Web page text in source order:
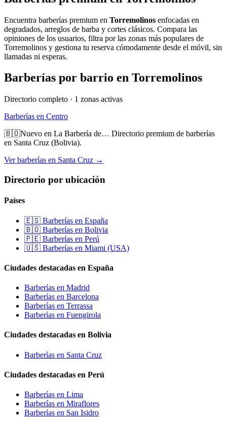
Encuentra barberías premium en Torremolinos enfocadas en
degradados, arreglos de barba y cortes clásicos. Compara las
opiniones de los usuarios, filtra por las zonas más populares de
Torremolinos y gestiona tu reserva cómodamente desde el móvil, sin
llamadas ni esperas.
Barberías por barrio en Torremolinos
Directorio completo · 1 zonas activas
Barberías en Centro
🇧🇴Nuevo en La Barbería de… Directorio premium de barberías
en Santa Cruz (Bolivia).
Ver barberías en Santa Cruz →
Directorio por ubicación
Países
🇪🇸 Barberías en España
🇧🇴 Barberías en Bolivia
🇵🇪 Barberías en Perú
🇺🇸 Barberías en Miami (USA)
Ciudades destacadas en España
Barberías en Madrid
Barberías en Barcelona
Barberías en Terrassa
Barberías en Fuengirola
Ciudades destacadas en Bolivia
Barberías en Santa Cruz
Ciudades destacadas en Perú
Barberías en Lima
Barberías en Miraflores
Barberías en San Isidro